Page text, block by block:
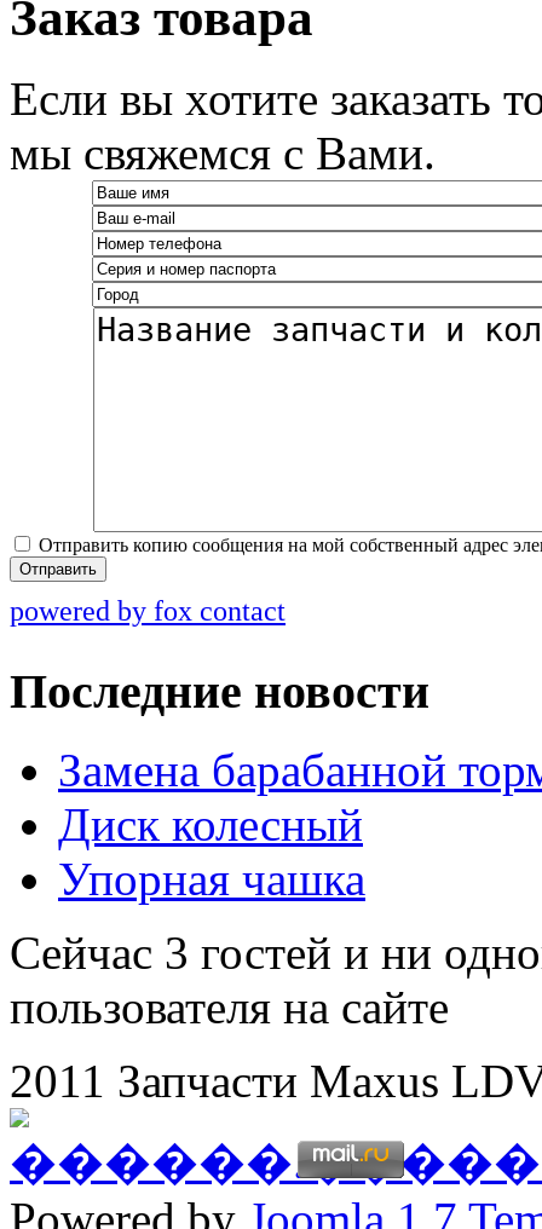
Заказ товара
Если вы хотите заказать
мы свяжемся с Вами.
Отправить копию сообщения на мой собственный адрес
Отправить
powered by fox contact
Последние новости
Замена барабанной
Диск колесный
Упорная чашка
Сейчас 3 гостей и ни
пользователя на сайте
2011 Запчасти Maxus
Powered by Joomla 1.7